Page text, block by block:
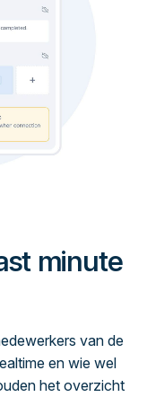
minute
van de
en wie wel
het overzicht